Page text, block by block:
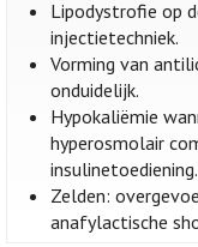
Lipodystrofie op
injectietechniek.
Vorming van
onduidelijk.
Hypokaliëmie
hyperosmolair
insulinetoediening.
Zelden:
anafylactische